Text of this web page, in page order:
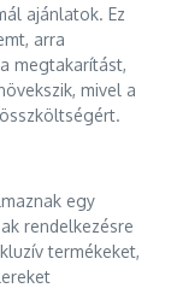
ajánlatok. Ez
arra
megtakarítást,
mivel a
egy
rendelkezésre
termékeket,